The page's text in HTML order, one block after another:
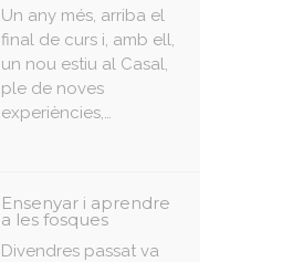
Un any més, arriba el
final de curs i, amb ell,
un nou estiu al Casal,
ple de noves
experiències,…
Ensenyar i aprendre
a les fosques
Divendres passat va